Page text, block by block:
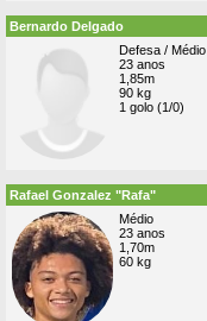
Bernardo Delgado
Defesa / Médio
23 anos
1,85m
90 kg
1 golo (1/0)
Rafael Gonzalez "Rafa"
Médio
23 anos
1,70m
60 kg